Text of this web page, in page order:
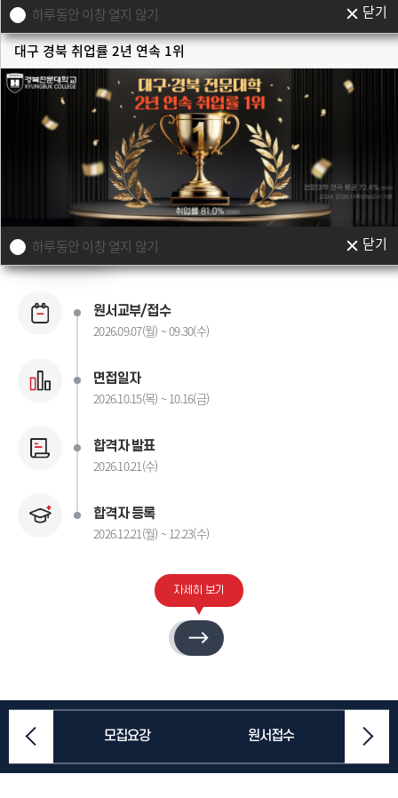
대구 경북 취업률 2년 연속 1위
하루동안 이창 열지 않기 닫기
하루동안 이창 열지 않기 닫기
# 맞춤별 입시정보
지원하려는 전형이 무엇인가요? 모집별 입시정보를 알려드려요.
수시 1차 수시 2차 자율모집
원서교부/접수
2026.09.07(월) ~ 09.30(수)
면접일자
2026.10.15(목) ~ 10.16(금)
합격자 발표
2026.10.21(수)
합격자 등록
2026.12.21(월) ~ 12.23(수)
자세히 보기
모집요강 원서접수